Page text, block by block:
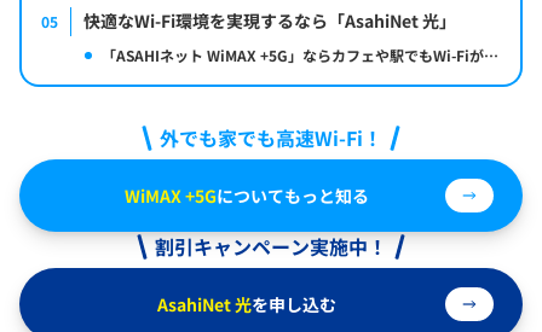
05 快適なWi-Fi環境を実現するなら「AsahiNet 光」
「ASAHIネット WiMAX +5G」ならカフェや駅でもWi-Fiが使える
外でも家でも高速Wi-Fi！
WiMAX +5Gについてもっと知る
割引キャンペーン実施中！
AsahiNet 光を申し込む